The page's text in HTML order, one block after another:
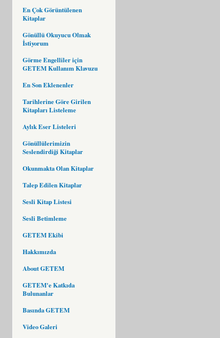
En Çok Görüntülenen
Kitaplar
Gönüllü Okuyucu Olmak
İstiyorum
Görme Engelliler için
GETEM Kullanım Klavuzu
En Son Eklenenler
Tarihlerine Göre Girilen
Kitapları Listeleme
Aylık Eser Listeleri
Gönüllülerimizin
Seslendirdiği Kitaplar
Okunmakta Olan Kitaplar
Talep Edilen Kitaplar
Sesli Kitap Listesi
Sesli Betimleme
GETEM Ekibi
Hakkımızda
About GETEM
GETEM'e Katkıda
Bulunanlar
Basında GETEM
Video Galeri